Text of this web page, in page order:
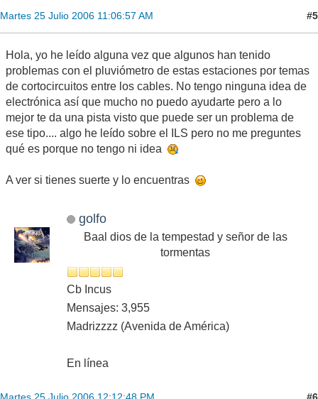
Martes 25 Julio 2006 11:06:57 AM #5
Hola, yo he leído alguna vez que algunos han tenido
problemas con el pluviómetro de estas estaciones por temas
de cortocircuitos entre los cables. No tengo ninguna idea de
electrónica así que mucho no puedo ayudarte pero a lo
mejor te da una pista visto que puede ser un problema de
ese tipo.... algo he leído sobre el ILS pero no me preguntes
qué es porque no tengo ni idea
A ver si tienes suerte y lo encuentras
golfo
Baal dios de la tempestad y señor de las
tormentas
Cb Incus
Mensajes: 3,955
Madrizzzz (Avenida de América)
En línea
#6